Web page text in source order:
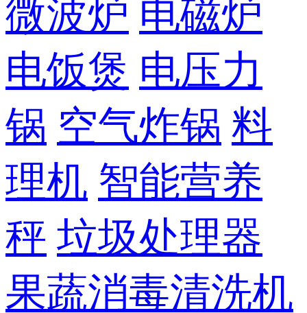
微波炉 电磁炉
电饭煲 电压力
锅 空气炸锅 料
理机 智能营养
秤 垃圾处理器
果蔬消毒清洗机